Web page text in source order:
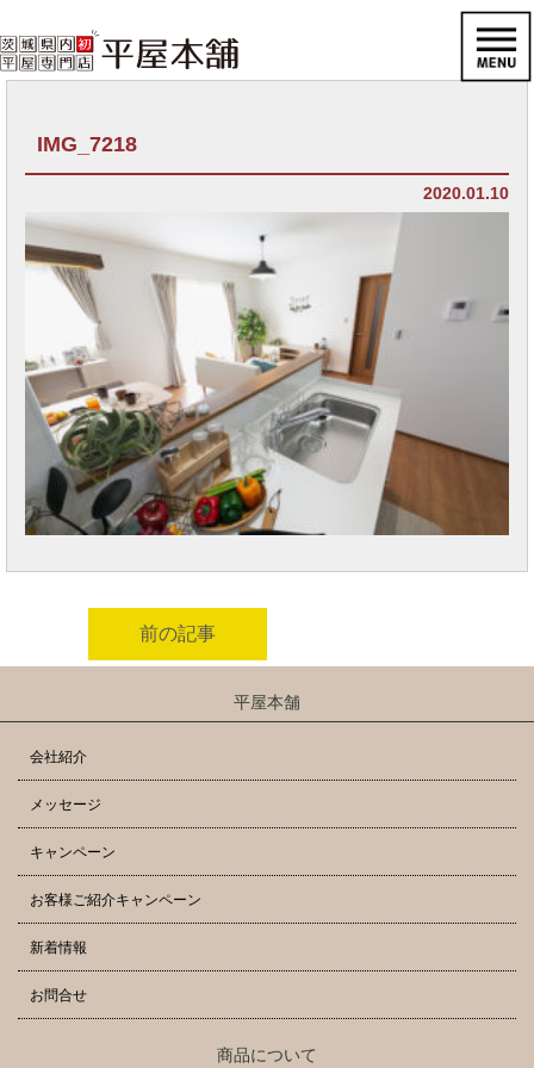
IMG_7218
2020.01.10
前の記事
平屋本舗
会社紹介
メッセージ
キャンペーン
お客様ご紹介キャンペーン
新着情報
お問合せ
商品について